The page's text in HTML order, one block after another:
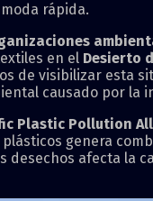
rápida.
en el Desierto
de visibilizar esta
causado por la
Plastic Pollution
genera
desechos afecta la